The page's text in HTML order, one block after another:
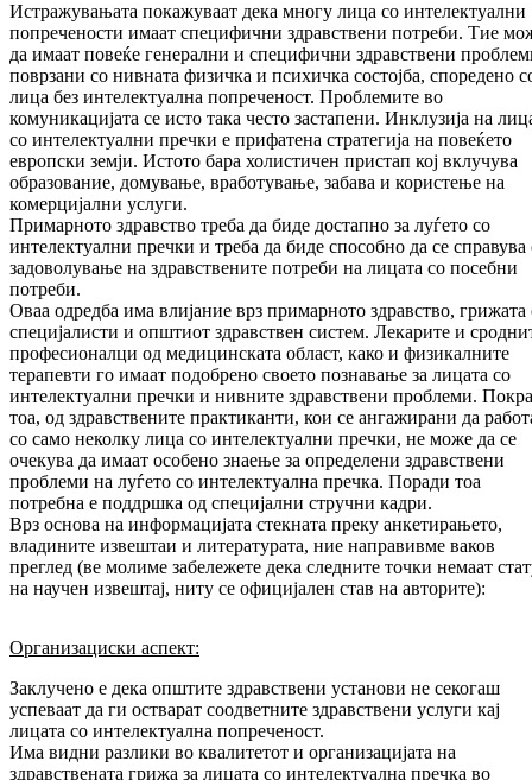
Истражувањата покажуваат дека многу лица со интелектуални
попречености имаат специфични здравствени потреби. Тие
да имаат повеќе генерални и специфични здравствени
поврзани со нивната физичка и психичка состојба, споредено
лица без интелектуална попреченост. Проблемите во
комуникацијата се исто така често застапени. Инклузија на
со интелектуални пречки е прифатена стратегија на повеќето
европски земји. Истото бара холистичен пристап кој вклучува
образование, домување, вработување, забава и користење на
комерцијални услуги.
Примарното здравство треба да биде достапно за луѓето со
интелектуални пречки и треба да биде способно да се справува
задоволување на здравствените потреби на лицата со посебни
потреби.
Оваа одредба има влијание врз примарното здравство, грижата
специјалисти и општиот здравствен систем. Лекарите и
професионалци од медицинската област, како и физикалните
терапевти го имаат подобрено своето познавање за лицата со
интелектуални пречки и нивните здравствени проблеми.
тоа, од здравствените практиканти, кои се ангажирани да
со само неколку лица со интелектуални пречки, не може да се
очекува да имаат особено знаење за определени здравствени
проблеми на луѓето со интелектуална пречка. Поради тоа
потребна е поддршка од специјални стручни кадри.
Врз основа на информацијата стекната преку анкетирањето,
владините извештаи и литературата, ние направивме ваков
преглед (ве молиме забележете дека следните точки немаат
на научен извештај, ниту се официјален став на авторите):
Организациски аспект:
Заклучено е дека општите здравствени установи не секогаш
успеваат да ги остварат соодветните здравствени услуги кај
лицата со интелектуална попреченост.
Има видни разлики во квалитетот и организацијата на
здравствената грижа за лицата со интелектуална пречка во